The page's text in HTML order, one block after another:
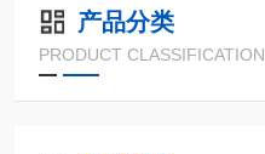
产品分类
PRODUCT CLASSIFICATION